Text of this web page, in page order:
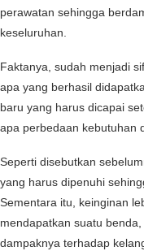
perawatan sehingga
keseluruhan.
Faktanya, sudah menjadi
apa yang berhasil
baru yang harus dicapai
apa perbedaan kebutuhan
Seperti disebutkan
yang harus dipenuhi
Sementara itu, keinginan
mendapatkan suatu
dampaknya terhadap